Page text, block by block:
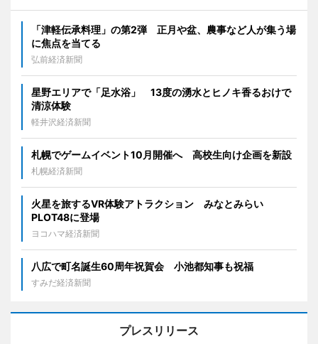
「津軽伝承料理」の第2弾 正月や盆、農事など人が集う場
に焦点を当てる
弘前経済新聞
星野エリアで「足水浴」 13度の湧水とヒノキ香るおけで
清涼体験
軽井沢経済新聞
札幌でゲームイベント10月開催へ 高校生向け企画を新設
札幌経済新聞
火星を旅するVR体験アトラクション みなとみらい
PLOT48に登場
ヨコハマ経済新聞
八広で町名誕生60周年祝賀会 小池都知事も祝福
すみだ経済新聞
プレスリリース